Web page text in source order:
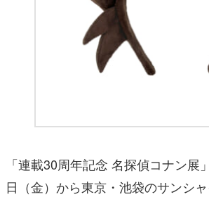
「連載30周年記念 名探偵コナン展
日（金）から東京・池袋のサンシ